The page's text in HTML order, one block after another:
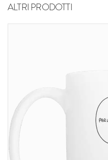
ALTRI PRODOTTI